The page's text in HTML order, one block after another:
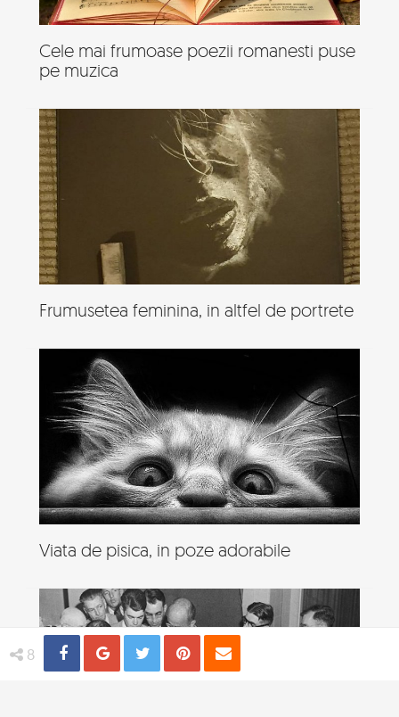
8 Share Distribuie
Tweet Pin
Cele mai frumoase poezii romanesti puse
pe muzica
Frumusetea feminina, in altfel de portrete
Viata de pisica, in poze adorabile